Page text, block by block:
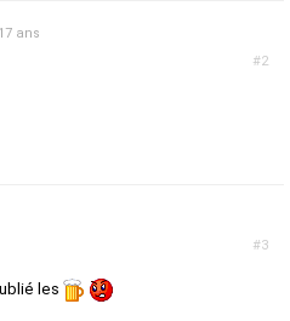
#2
ans
#3
les